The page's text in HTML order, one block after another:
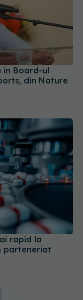
în Board-ul
din Nature
rapid la
parteneriat